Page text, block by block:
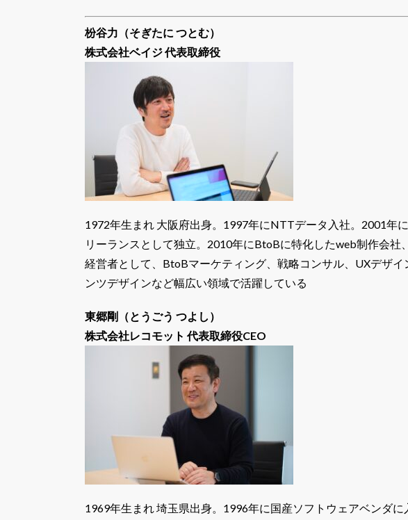
枌谷力（そぎたに つとむ）
株式会社ベイジ 代表取締役
1972年生まれ 大阪府出身。1997年にNTTデータ入社。2001年
リーランスとして独立。2010年にBtoBに特化したweb制作会社
経営者として、BtoBマーケティング、戦略コンサル、UXデザ
ンツデザインなど幅広い領域で活躍している
東郷剛（とうごう つよし）
株式会社レコモット 代表取締役CEO
1969年生まれ 埼玉県出身。1996年に国産ソフトウェアベンダに